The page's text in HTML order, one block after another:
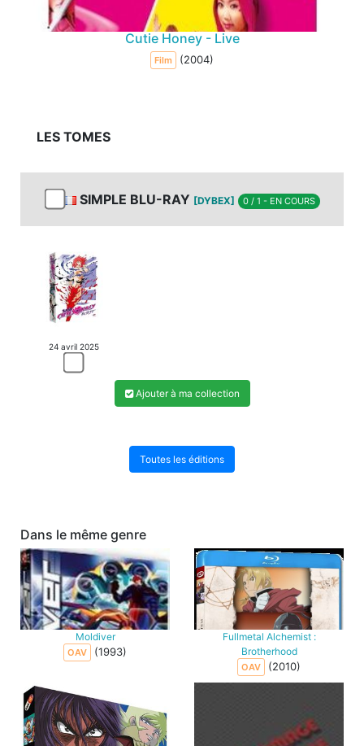
Cutie Honey - Live
Film (2004)
LES TOMES
SIMPLE BLU-RAY [DYBEX] 0 / 1 - EN COURS
24 avril 2025
Ajouter à ma collection
Toutes les éditions
Dans le même genre
Moldiver
OAV (1993)
Fullmetal Alchemist :
Brotherhood
OAV (2010)